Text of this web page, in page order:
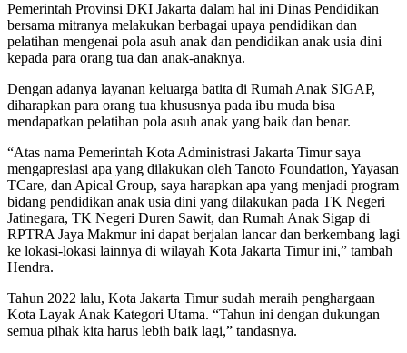
Pemerintah Provinsi DKI Jakarta dalam hal ini Dinas Pendidikan
bersama mitranya melakukan berbagai upaya pendidikan dan
pelatihan mengenai pola asuh anak dan pendidikan anak usia dini
kepada para orang tua dan anak-anaknya.
Dengan adanya layanan keluarga batita di Rumah Anak SIGAP,
diharapkan para orang tua khususnya pada ibu muda bisa
mendapatkan pelatihan pola asuh anak yang baik dan benar.
“Atas nama Pemerintah Kota Administrasi Jakarta Timur saya
mengapresiasi apa yang dilakukan oleh Tanoto Foundation, Yayasan
TCare, dan Apical Group, saya harapkan apa yang menjadi program
bidang pendidikan anak usia dini yang dilakukan pada TK Negeri
Jatinegara, TK Negeri Duren Sawit, dan Rumah Anak Sigap di
RPTRA Jaya Makmur ini dapat berjalan lancar dan berkembang lagi
ke lokasi-lokasi lainnya di wilayah Kota Jakarta Timur ini,” tambah
Hendra.
Tahun 2022 lalu, Kota Jakarta Timur sudah meraih penghargaan
Kota Layak Anak Kategori Utama. “Tahun ini dengan dukungan
semua pihak kita harus lebih baik lagi,” tandasnya.